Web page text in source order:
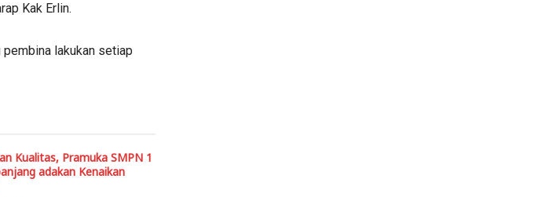
Kak Erlin.
lakukan setiap
Kualitas, Pramuka SMPN 1
adakan Kenaikan